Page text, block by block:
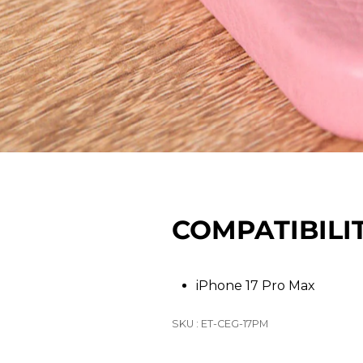
iPhone 17 Pro Max
SKU : ET-CEG-17PM